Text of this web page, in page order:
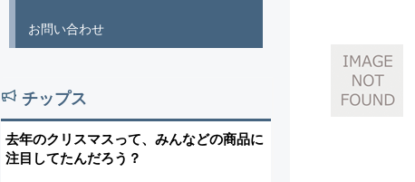
お問い合わせ
チップス
去年のクリスマスって、みんなどの商品に
注目してたんだろう？